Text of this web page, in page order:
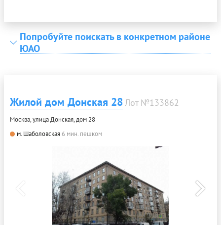
Попробуйте поискать в конкретном районе
ЮАО
Жилой дом Донская 28Лот №133862
Москва, улица Донская, дом 28
м. Шаболовская 6 мин. пешком